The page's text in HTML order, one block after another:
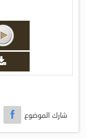
شارك الموضوع